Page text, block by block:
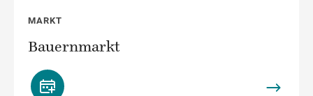
MARKT
Bauernmarkt